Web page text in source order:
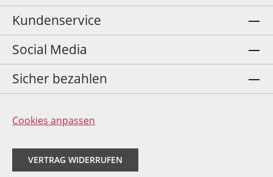
Kundenservice
Social Media
Sicher bezahlen
Cookies anpassen
VERTRAG WIDERRUFEN